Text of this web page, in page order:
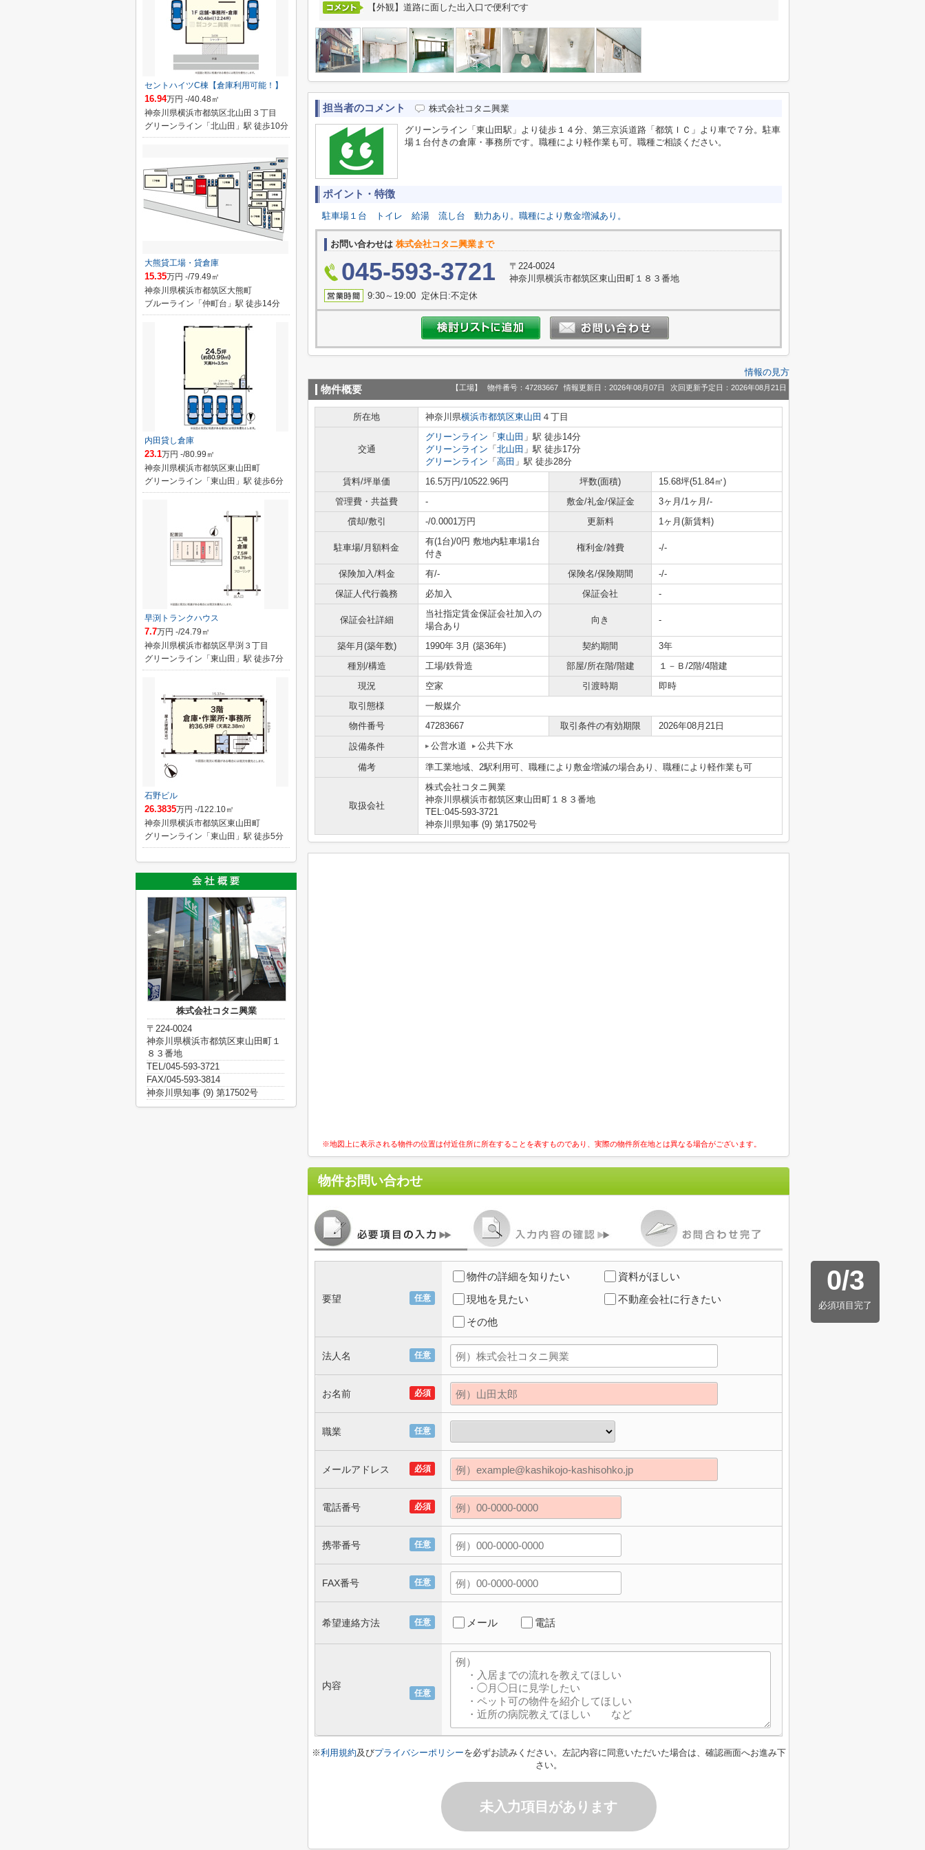
【外観】道路に面した出入口で便利です
担当者のコメント 株式会社コタニ興業
グリーンライン「東山田駅」より徒歩１４分、第三京浜道路「都筑ＩＣ」より車で７分。駐車
場１台付きの倉庫・事務所です。職種により軽作業も可。職種ご相談ください。
ポイント・特徴
駐車場１台 トイレ 給湯 流し台 動力あり。職種により敷金増減あり。
お問い合わせは 株式会社コタニ興業まで
045-593-3721
〒224-0024
神奈川県横浜市都筑区東山田町１８３番地
9:30～19:00 定休日:不定休
情報の見方
物件概要 【工場】 物件番号：47283667 情報更新日：2026年08月07日 次回更新予定日：2026年08月21日
所在地 神奈川県横浜市都筑区東山田 ４丁目
交通
グリーンライン 「 東山田 」駅 徒歩14分
グリーンライン 「 北山田 」駅 徒歩17分
グリーンライン 「 高田 」駅 徒歩28分
賃料/坪単価
16.5万円/10522.96円 坪数(面積)
15.68坪(51.84㎡)
管理費・共益費
- 敷金/礼金/保証金
3ヶ月/1ヶ月/-
償却/敷引
-/0.0001万円 更新料 1ヶ月(新賃料)
駐車場/月額料金
有(1台)/0円 敷地内駐車場1台
付き
権利金/雑費 -/-
保険加入/料金 有/- 保険名/保険期間
-/-
保証人代行義務
必加入 保証会社 -
保証会社詳細
当社指定賃金保証会社加入の
場合あり
向き -
築年月(築年数) 1990年 3月 (築36年) 契約期間
3年
種別/構造
工場/鉄骨造 部屋/所在階/階建
１－Ｂ/2階/4階建
現況
空家 引渡時期
即時
取引態様
一般媒介
物件番号
47283667 取引条件の有効期限
2026年08月21日
設備条件
公営水道 公共下水
備考 準工業地域、2駅利用可、職種により敷金増減の場合あり、職種により軽作業も可
取扱会社
株式会社コタニ興業
神奈川県横浜市都筑区東山田町１８３番地
TEL:045-593-3721
神奈川県知事 (9) 第17502号
※地図上に表示される物件の位置は付近住所に所在することを表すものであり、実際の物件所在地とは異なる場合がございます。
物件お問い合わせ
0/3
必須項目完了
任意
要望
物件の詳細を知りたい
資料がほしい
現地を見たい
不動産会社に行きたい
その他
任意
法人名
必須
お名前
任意
職業
必須
メールアドレス
必須
電話番号
任意
携帯番号
任意
FAX番号
任意
希望連絡方法 メール 電話
任意
内容
※利用規約及びプライバシーポリシーを必ずお読みください。左記内容に同意いただいた場合は、確認画面へお進み下
さい。
未入力項目があります
セントハイツC棟【倉庫利用可能！】
16.94万円 -/40.48㎡
神奈川県横浜市都筑区北山田３丁目
グリーンライン「北山田」駅 徒歩10分
大熊貸工場・貸倉庫
15.35万円 -/79.49㎡
神奈川県横浜市都筑区大熊町
ブルーライン「仲町台」駅 徒歩14分
内田貸し倉庫
23.1万円 -/80.99㎡
神奈川県横浜市都筑区東山田町
グリーンライン「東山田」駅 徒歩6分
早渕トランクハウス
7.7万円 -/24.79㎡
神奈川県横浜市都筑区早渕３丁目
グリーンライン「東山田」駅 徒歩7分
石野ビル
26.3835万円 -/122.10㎡
神奈川県横浜市都筑区東山田町
グリーンライン「東山田」駅 徒歩5分
株式会社コタニ興業
〒224-0024
神奈川県横浜市都筑区東山田町１
８３番地
TEL/045-593-3721
FAX/045-593-3814
神奈川県知事 (9) 第17502号